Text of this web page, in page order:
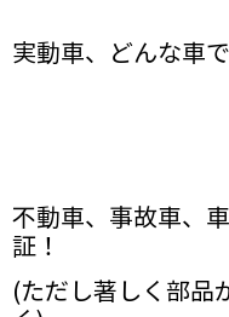
実動車、どんな車
不動車、事故車、
証！
(ただし著しく部品